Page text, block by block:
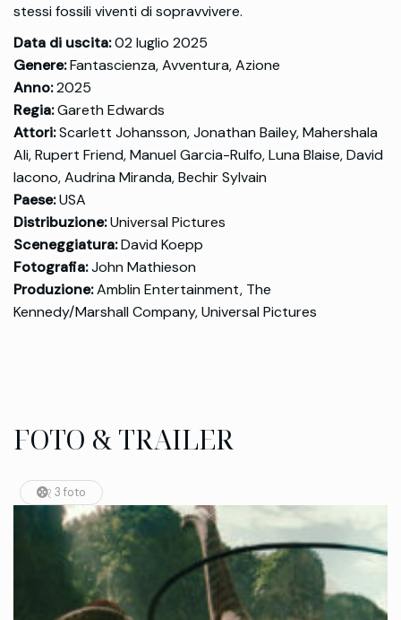
stessi fossili viventi di sopravvivere.
Data di uscita:02 luglio 2025
Genere:Fantascienza, Avventura, Azione
Anno:2025
Regia:Gareth Edwards
Attori:Scarlett Johansson, Jonathan Bailey, Mahershala
Ali, Rupert Friend, Manuel Garcia-Rulfo, Luna Blaise, David
Iacono, Audrina Miranda, Bechir Sylvain
Paese:USA
Distribuzione:Universal Pictures
Sceneggiatura:David Koepp
Fotografia:John Mathieson
Produzione:Amblin Entertainment, The
Kennedy/Marshall Company, Universal Pictures
FOTO & TRAILER
3 foto